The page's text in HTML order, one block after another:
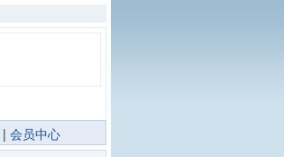
| 会员中心